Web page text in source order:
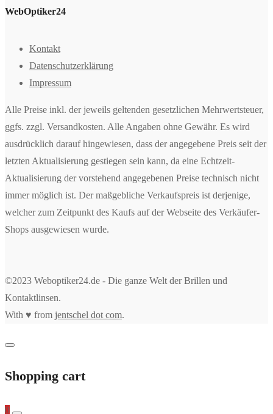
WebOptiker24
Kontakt
Datenschutzerklärung
Impressum
Alle Preise inkl. der jeweils geltenden gesetzlichen Mehrwertsteuer,
ggfs. zzgl. Versandkosten. Alle Angaben ohne Gewähr. Es wird
ausdrücklich darauf hingewiesen, dass der angegebene Preis seit der
letzten Aktualisierung gestiegen sein kann, da eine Echtzeit-
Aktualisierung der vorstehend angegebenen Preise technisch nicht
immer möglich ist. Der maßgebliche Verkaufspreis ist derjenige,
welcher zum Zeitpunkt des Kaufs auf der Webseite des Verkäufer-
Shops ausgewiesen wurde.
©2023 Weboptiker24.de - Die ganze Welt der Brillen und
Kontaktlinsen.
With ♥ from jentschel dot com.
Shopping cart
0